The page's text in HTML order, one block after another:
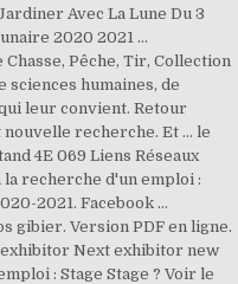
Avec La Lune Du 3
2020 2021 …
Pêche, Tir, Collection
sciences humaines, de
leur convient. Retour
recherche. Et … le
4E 069 Liens Réseaux
la recherche d'un emploi :
2021. Facebook ...
gibier. Version PDF en ligne.
Next exhibitor new
: Stage Stage ? Voir le